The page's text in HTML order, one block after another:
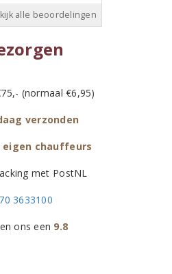
alle beoordelingen
(normaal €6,95)
verzonden
eigen chauffeurs
met PostNL
3633100
ons een 9.8